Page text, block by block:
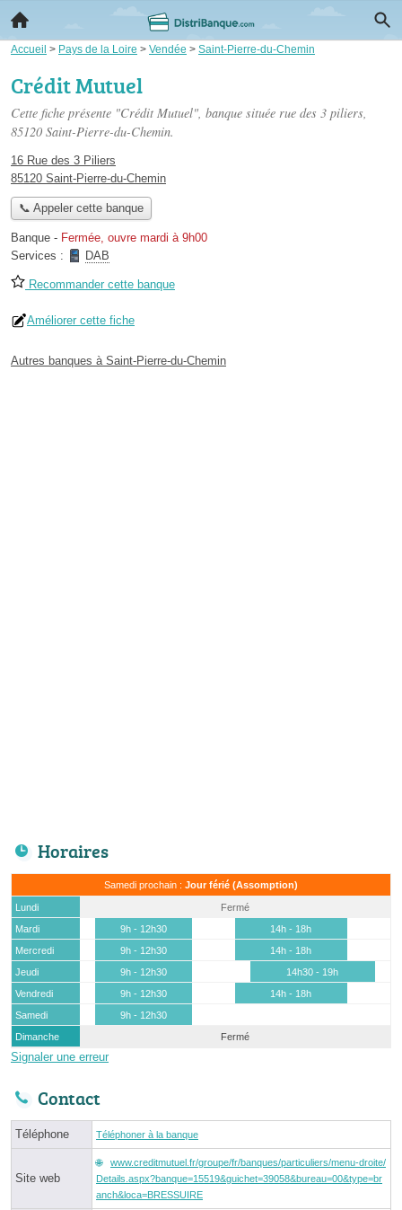
Accueil > Pays de la Loire > Vendée > Saint-Pierre-du-Chemin
Crédit Mutuel
Cette fiche présente "Crédit Mutuel", banque située rue des 3 piliers,
85120 Saint-Pierre-du-Chemin.
16 Rue des 3 Piliers
85120 Saint-Pierre-du-Chemin
📞 Appeler cette banque
Banque - Fermée, ouvre mardi à 9h00
Services :
DAB
Recommander cette banque
Améliorer cette fiche
Autres banques à Saint-Pierre-du-Chemin
Horaires
Samedi prochain : Jour férié (Assomption)
Lundi
Fermé
Mardi
9h - 12h30
14h - 18h
Mercredi
9h - 12h30
14h - 18h
Jeudi
9h - 12h30
14h30 - 19h
Vendredi
9h - 12h30
14h - 18h
Samedi
9h - 12h30
Dimanche
Fermé
Signaler une erreur
Contact
Téléphone Téléphoner à la banque
Site web
www.creditmutuel.fr/groupe/fr/banques/particuliers/menu-droite/
Details.aspx?banque=15519&guichet=39058&bureau=00&type=br
anch&loca=BRESSUIRE